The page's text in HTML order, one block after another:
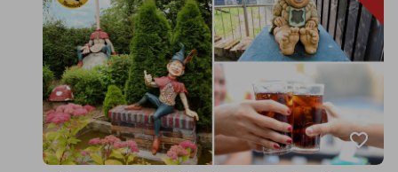
favorite_border